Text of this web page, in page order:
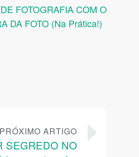
FOTOGRAFIA COM O
DA FOTO (Na Prática!)
PRÓXIMO ARTIGO
SEGREDO NO